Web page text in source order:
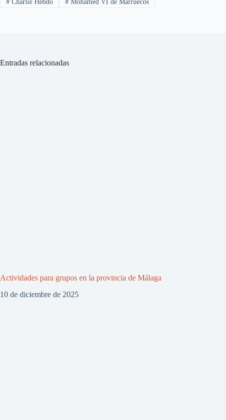
#Charlie Hebdo #Mohamed VI de Marruecos
Entradas relacionadas
Actividades para grupos en la provincia de Málaga
10 de diciembre de 2025